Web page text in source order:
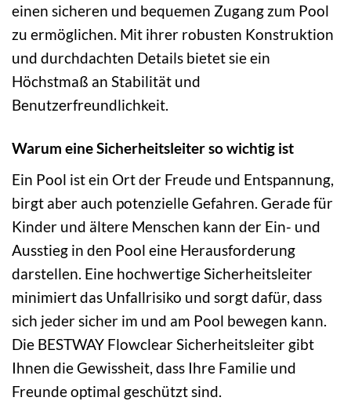
einen sicheren und bequemen Zugang zum Pool
zu ermöglichen. Mit ihrer robusten Konstruktion
und durchdachten Details bietet sie ein
Höchstmaß an Stabilität und
Benutzerfreundlichkeit.
Warum eine Sicherheitsleiter so wichtig ist
Ein Pool ist ein Ort der Freude und Entspannung,
birgt aber auch potenzielle Gefahren. Gerade für
Kinder und ältere Menschen kann der Ein- und
Ausstieg in den Pool eine Herausforderung
darstellen. Eine hochwertige Sicherheitsleiter
minimiert das Unfallrisiko und sorgt dafür, dass
sich jeder sicher im und am Pool bewegen kann.
Die BESTWAY Flowclear Sicherheitsleiter gibt
Ihnen die Gewissheit, dass Ihre Familie und
Freunde optimal geschützt sind.